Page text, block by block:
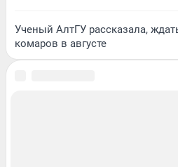
Ученый АлтГУ рассказала,
комаров в августе